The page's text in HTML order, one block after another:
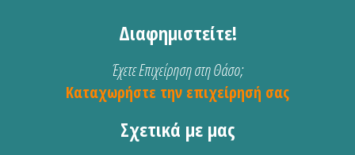
Διαφημιστείτε!
Έχετε Επιχείρηση στη Θάσο;
Καταχωρήστε την επιχείρησή σας
Σχετικά με μας